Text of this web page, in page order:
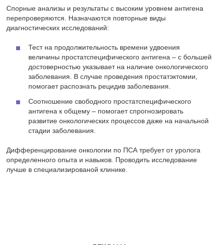
Спорные анализы и результаты с высоким уровнем антигена
перепроверяются. Назначаются повторные виды
диагностических исследований:
Тест на продолжительность времени удвоения
величины простатспецифического антигена – с большей
достоверностью указывает на наличие онкологического
заболевания. В случае проведения простатэктомии,
помогает распознать рецидив заболевания.
Соотношение свободного простатспецифического
антигена к общему – помогает спрогнозировать
развитие онкологических процессов даже на начальной
стадии заболевания.
Дифференцирование онкологии по ПСА требует от уролога
определенного опыта и навыков. Проводить исследование
лучше в специализированой клинике.